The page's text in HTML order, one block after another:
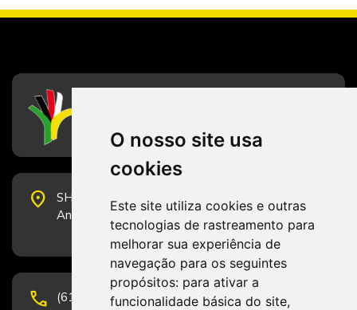
O nosso site usa
cookies
Este site utiliza cookies e outras
tecnologias de rastreamento para
melhorar sua experiência de
navegação para os seguintes
propósitos: para ativar a
funcionalidade básica do site,
place
SHS Quadra 6, Bloco E, Complexo Brasil 21, 20º
Andar, Sala 2001 - CEP 70322-915 - Brasília/DF
phone
(61) 3223-1652 e (61) 98131-3801.